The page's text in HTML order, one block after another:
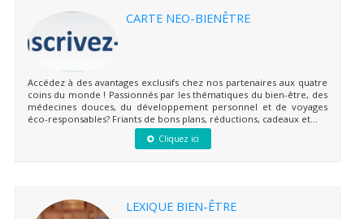
CARTE NEO-BIENÊTRE
Accédez à des avantages exclusifs chez nos partenaires aux quatre
coins du monde ! Passionnés par les thématiques du bien-être, des
médecines douces, du développement personnel et de voyages
éco-responsables? Friants de bons plans, réductions, cadeaux et...
Cliquez ici
LEXIQUE BIEN-ÊTRE